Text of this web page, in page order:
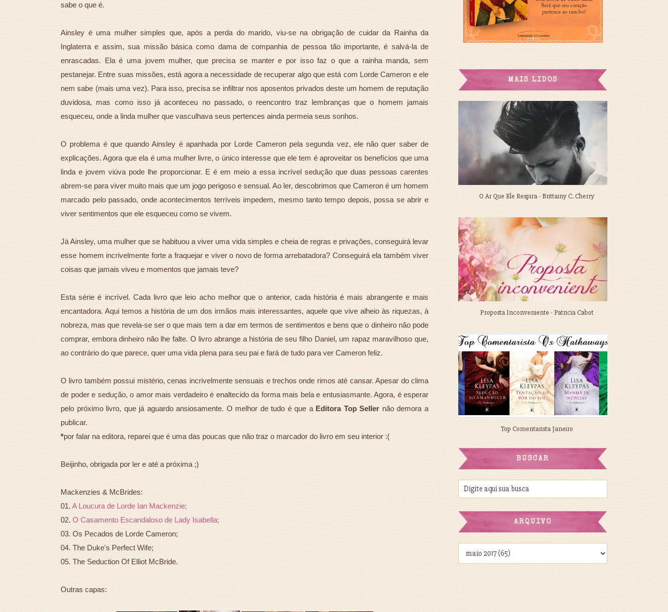
sabe o que é.
Ainsley é uma mulher simples que, após a perda do marido, viu-se na obrigação de cuidar da Rainha da
Inglaterra e assim, sua missão básica como dama de companhia de pessoa tão importante, é salvá-la de
enrascadas. Ela é uma jovem mulher, que precisa se manter e por isso faz o que a rainha manda, sem
pestanejar. Entre suas missões, está agora a necessidade de recuperar algo que está com Lorde Cameron e ele
nem sabe (mais uma vez). Para isso, precisa se infiltrar nos aposentos privados deste um homem de reputação
duvidosa, mas como isso já aconteceu no passado, o reencontro traz lembranças que o homem jamais
esqueceu, onde a linda mulher que vasculhava seus pertences ainda permeia seus sonhos.
O problema é que quando Ainsley é apanhada por Lorde Cameron pela segunda vez, ele não quer saber de
explicações. Agora que ela é uma mulher livre, o único interesse que ele tem é aproveitar os benefícios que uma
linda e jovem viúva pode lhe proporcionar. E é em meio a essa incrível sedução que duas pessoas carentes
abrem-se para viver muito mais que um jogo perigoso e sensual. Ao ler, descobrimos que Cameron é um homem
marcado pelo passado, onde acontecimentos terríveis impedem, mesmo tanto tempo depois, possa se abrir e
viver sentimentos que ele esqueceu como se vivem.
Já Ainsley, uma mulher que se habituou a viver uma vida simples e cheia de regras e privações, conseguirá levar
esse homem incrivelmente forte a fraquejar e viver o novo de forma arrebatadora? Conseguirá ela também viver
coisas que jamais viveu e momentos que jamais teve?
Esta série é incrível. Cada livro que leio acho melhor que o anterior, cada história é mais abrangente e mais
encantadora. Aqui temos a história de um dos irmãos mais interessantes, aquele que vive alheio às riquezas, à
nobreza, mas que revela-se ser o que mais tem a dar em termos de sentimentos e bens que o dinheiro não pode
comprar, embora dinheiro não lhe falte. O livro abrange a história de seu filho Daniel, um rapaz maravilhoso que,
ao contrário do que parece, quer uma vida plena para seu pai e fará de tudo para ver Cameron feliz.
O livro também possui mistério, cenas incrivelmente sensuais e trechos onde rimos até cansar. Apesar do clima
de poder e sedução, o amor mais verdadeiro é enaltecido da forma mais bela e entusiasmante. Agora, é esperar
pelo próximo livro, que já aguardo ansiosamente. O melhor de tudo é que a Editora Top Seller não demora a
publicar.
*por falar na editora, reparei que é uma das poucas que não traz o marcador do livro em seu interior :(
Beijinho, obrigada por ler e até a próxima ;)
Mackenzies & McBrides:
01.A Loucura de Lorde Ian Mackenzie;
02. O Casamento Escandaloso de Lady Isabella;
03. Os Pecados de Lorde Cameron;
04. The Duke's Perfect Wife;
05. The Seduction Of Elliot McBride.
Outras capas:
MAIS LIDOS
O Ar Que Ele Respira - Brittainy C. Cherry
Proposta Inconveniente - Patricia Cabot
Top Comentarista Janeiro
BUSCAR
ARQUIVO